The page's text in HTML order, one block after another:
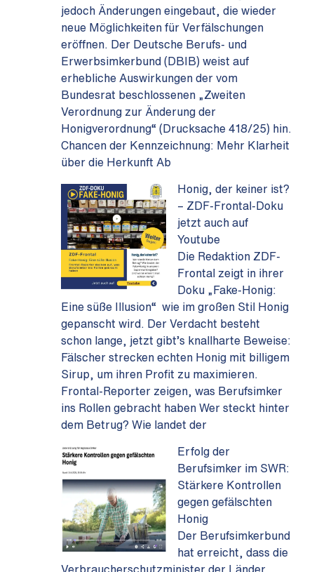
jedoch Änderungen eingebaut, die wieder
neue Möglichkeiten für Verfälschungen
eröffnen. Der Deutsche Berufs- und
Erwerbsimkerbund (DBIB) weist auf
erhebliche Auswirkungen der vom
Bundesrat beschlossenen „Zweiten
Verordnung zur Änderung der
Honigverordnung“ (Drucksache 418/25) hin.
Chancen der Kennzeichnung: Mehr Klarheit
über die Herkunft Ab
Honig, der keiner ist?
– ZDF-Frontal-Doku
jetzt auch auf
Youtube
Die Redaktion ZDF-
Frontal zeigt in ihrer
Doku „Fake-Honig:
Eine süße Illusion“ wie im großen Stil Honig
gepanscht wird. Der Verdacht besteht
schon lange, jetzt gibt’s knallharte Beweise:
Fälscher strecken echten Honig mit billigem
Sirup, um ihren Profit zu maximieren.
Frontal-Reporter zeigen, was Berufsimker
ins Rollen gebracht haben Wer steckt hinter
dem Betrug? Wie landet der
Erfolg der
Berufsimker im SWR:
Stärkere Kontrollen
gegen gefälschten
Honig
Der Berufsimkerbund
hat erreicht, dass die
Verbraucherschutzminister der Länder